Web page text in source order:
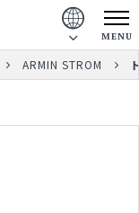
MENU
ARMIN STROM